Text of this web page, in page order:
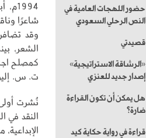
حضور اللهجات العامية في
النص الرحلي السعودي
قصيدتي
«الرشاقة الاستراتيجية»
إصدار جديد للعنزي
هل يمكن أن تكون القراءة
ضارة؟
قراءة في رواية حكاية كيد
شاعرًا
وقد
الشعر،
كمصلح
ت. س.
النقد في